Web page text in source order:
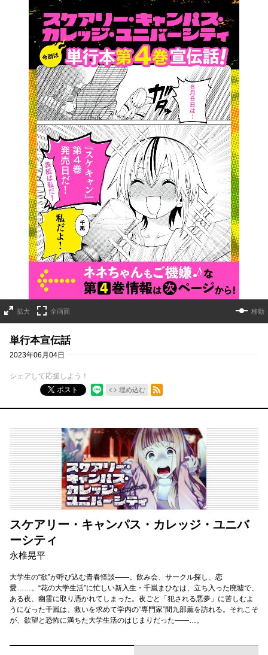
拡大 全画面 移動
単行本宣伝話
2023年06月04日
シェアして応援しよう！
ポスト
埋め込む
RSSフィード
スケアリー・キャンパス・カレッジ・ユニバ
ーシティ
永椎晃平
大学生の“欲”が呼び込む青春怪談――。飲み会、サークル探し、恋
愛……。“花の大学生活”に忙しい新入生・千嵐まひなは、立ち入った廃墟で、
ある夜、幽霊に取り憑かれてしまった。夜ごと「犯される悪夢」に苦しむよ
うになった千嵐は、救いを求めて学内の“専門家”間九部薫を訪れる。それこそ
が、欲望と恐怖に満ちた大学生活のはじまりだった――…。